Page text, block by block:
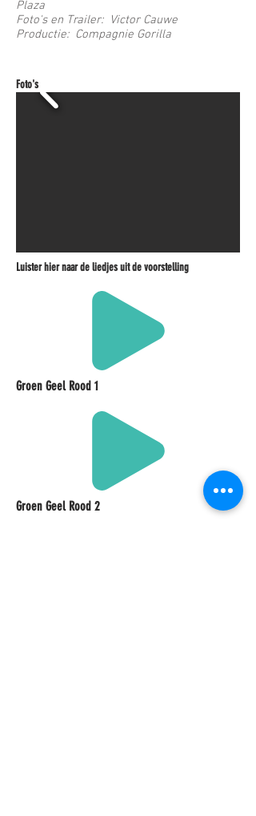
Plaza
Foto's en Trailer: Victor Cauwe
Productie: Compagnie Gorilla
Foto's
Luister hier naar de liedjes uit de voorstelling
Groen Geel Rood 1
Groen Geel Rood 2